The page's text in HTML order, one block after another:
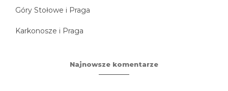
Góry Stołowe i Praga
Karkonosze i Praga
Najnowsze komentarze